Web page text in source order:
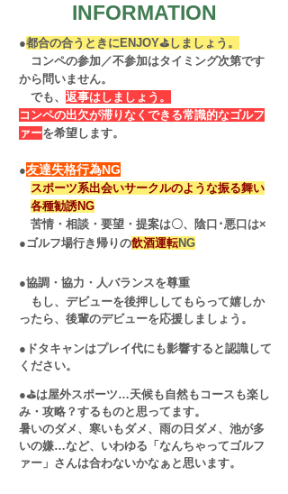
INFORMATION
●都合の合うときにENJOY⛳しましょう。
コンペの参加／不参加はタイミング次第です
から問いません。
でも、 返事はしましょう。
コンペの出欠が滞りなくできる常識的なゴルフ
ァーを希望します。
●友達失格行為NG
スポーツ系出会いサークルのような振る舞い
各種勧誘NG
苦情・相談・要望・提案は〇、陰口･悪口は×
●ゴルフ場行き帰りの飲酒運転NG
●協調・協力・ 人バランスを尊重
もし、デビューを後押ししてもらって嬉しか
ったら、 後輩のデビューを応援しましょう。
●ドタキャンはプレイ代にも影響すると認識して
ください。
●⛳は屋外スポーツ…天候も自然もコースも楽し
み・攻略？するものと思ってます。
暑いのダメ、寒いもダメ、雨の日ダメ、池が多
いの嫌…など、いわゆる「なんちゃってゴルフ
ァー」さんは合わないかなぁと思います。